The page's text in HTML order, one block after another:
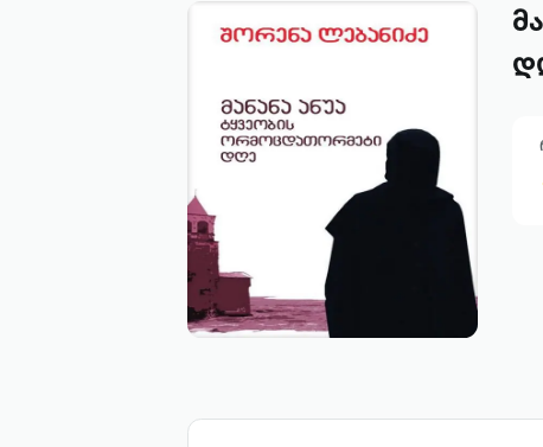
საკონკურსო
ჩვენ შესახებ
პაკეტები